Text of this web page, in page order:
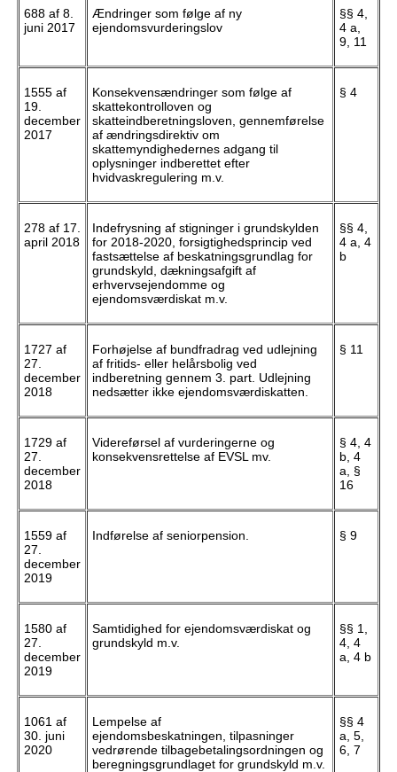
688 af 8.
juni 2017
Ændringer som følge af ny
ejendomsvurderingslov
§§ 4,
4 a,
9, 11
1555 af
19.
december
2017
Konsekvensændringer som følge af
skattekontrolloven og
skatteindberetningsloven, gennemførelse
af ændringsdirektiv om
skattemyndighedernes adgang til
oplysninger indberettet efter
hvidvaskregulering m.v.
§ 4
278 af 17.
april 2018
Indefrysning af stigninger i grundskylden
for 2018-2020, forsigtighedsprincip ved
fastsættelse af beskatningsgrundlag for
grundskyld, dækningsafgift af
erhvervsejendomme og
ejendomsværdiskat m.v.
§§ 4,
4 a, 4
b
1727 af
27.
december
2018
Forhøjelse af bundfradrag ved udlejning
af fritids- eller helårsbolig ved
indberetning gennem 3. part. Udlejning
nedsætter ikke ejendomsværdiskatten.
§ 11
1729 af
27.
december
2018
Videreførsel af vurderingerne og
konsekvensrettelse af EVSL mv.
§ 4, 4
b, 4
a, §
16
1559 af
27.
december
2019
Indførelse af seniorpension. § 9
1580 af
27.
december
2019
Samtidighed for ejendomsværdiskat og
grundskyld m.v.
§§ 1,
4, 4
a, 4 b
1061 af
30. juni
2020
Lempelse af
ejendomsbeskatningen, tilpasninger
vedrørende tilbagebetalingsordningen og
beregningsgrundlaget for grundskyld m.v.
§§ 4
a, 5,
6, 7